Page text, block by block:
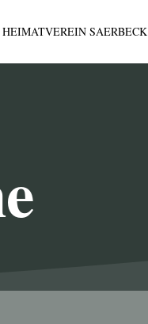
HEIMATVEREIN SAERBECK